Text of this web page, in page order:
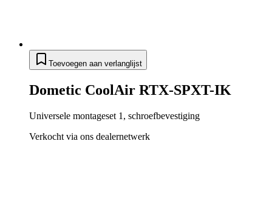
Toevoegen aan verlanglijst
Dometic CoolAir RTX-SPXT-IK
Universele montageset 1, schroefbevestiging
Verkocht via ons dealernetwerk